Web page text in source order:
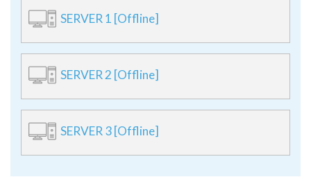
SERVER 1 [Offline]
SERVER 2 [Offline]
SERVER 3 [Offline]